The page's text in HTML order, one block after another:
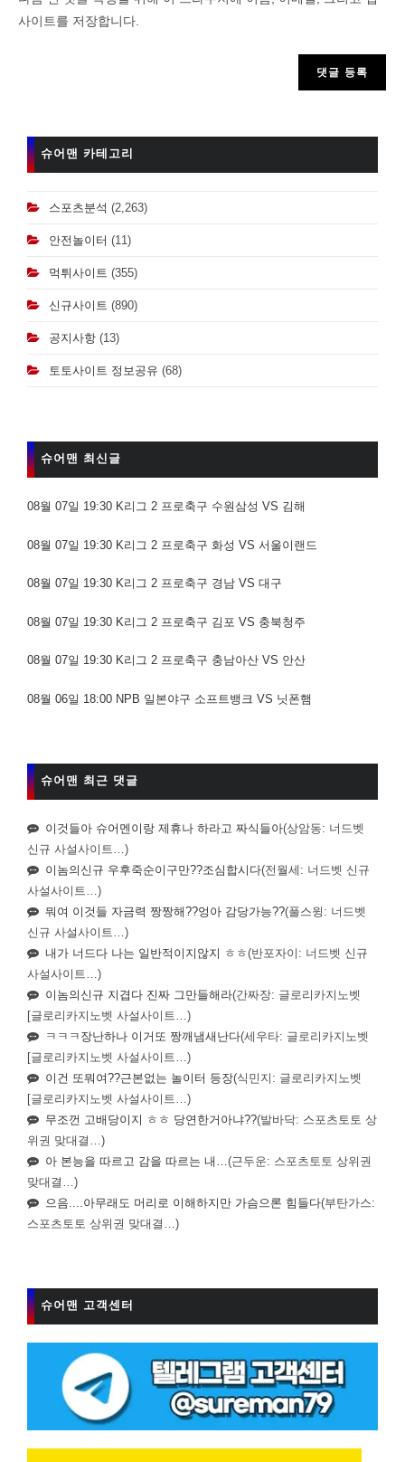
사이트를 저장합니다.
슈어맨 카테고리
스포츠분석 (2,263)
안전놀이터 (11)
먹튀사이트 (355)
신규사이트 (890)
공지사항 (13)
토토사이트 정보공유 (68)
슈어맨 최신글
08월 07일 19:30 K리그 2 프로축구 수원삼성 VS 김해
08월 07일 19:30 K리그 2 프로축구 화성 VS 서울이랜드
08월 07일 19:30 K리그 2 프로축구 경남 VS 대구
08월 07일 19:30 K리그 2 프로축구 김포 VS 충북청주
08월 07일 19:30 K리그 2 프로축구 충남아산 VS 안산
08월 06일 18:00 NPB 일본야구 소프트뱅크 VS 닛폰햄
슈어맨 최근 댓글
이것들아 슈어멘이랑 제휴나 하라고 짜식들아(상암동: 너드벳
신규 사설사이트…)
이놈의신규 우후죽순이구만??조심합시다(전월세: 너드벳 신규
사설사이트…)
뭐여 이것들 자금력 짱짱해??엉아 감당가능??(풀스윙: 너드벳
신규 사설사이트…)
내가 너드다 나는 일반적이지않지 ㅎㅎ(반포자이: 너드벳 신규
사설사이트…)
이놈의신규 지겹다 진짜 그만들해라(간짜장: 글로리카지노벳
[글로리카지노벳 사설사이트…)
ㅋㅋㅋ장난하나 이거또 짱깨냄새난다(세우타: 글로리카지노벳
[글로리카지노벳 사설사이트…)
이건 또뭐여??근본없는 놀이터 등장(식민지: 글로리카지노벳
[글로리카지노벳 사설사이트…)
무조껀 고배당이지 ㅎㅎ 당연한거아냐??(발바닥: 스포츠토토 상
위권 맞대결…)
아 본능을 따르고 감을 따르는 내… (근두운: 스포츠토토 상위권
맞대결…)
으음....아무래도 머리로 이해하지만 가슴으론 힘들다(부탄가스:
스포츠토토 상위권 맞대결…)
슈어맨 고객센터